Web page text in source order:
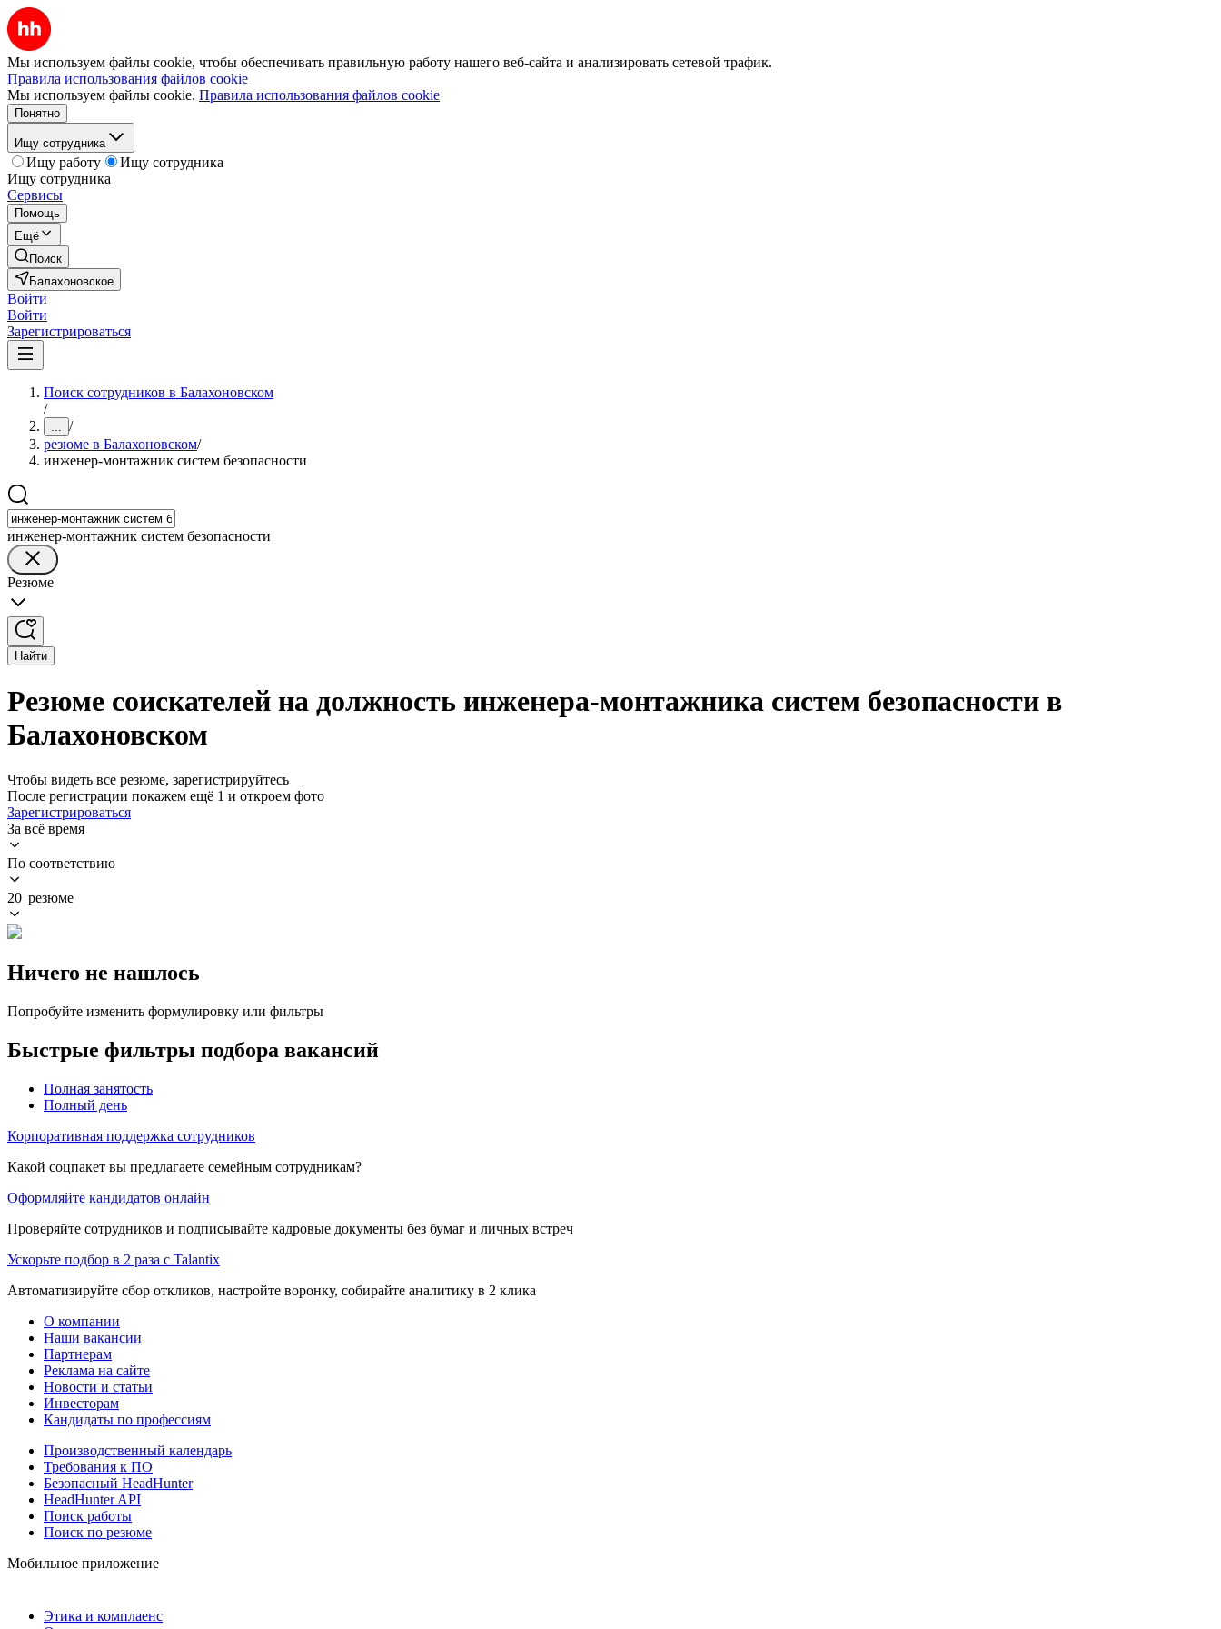
Мы используем файлы cookie, чтобы обеспечивать правильную работу нашего веб-сайта и анализировать сетевой трафик.
Правила использования файлов cookie
Мы используем файлы cookie. Правила использования файлов cookie
Понятно
Ищу сотрудника
Ищу работу
Ищу сотрудника
Ищу сотрудника
Сервисы
Помощь
Ещё
Поиск
Балахоновское
Войти
Войти
Зарегистрироваться
Поиск сотрудников в Балахоновском
/
... /
резюме в Балахоновском/
инженер-монтажник систем безопасности
инженер-монтажник систем безопасности
Резюме
Найти
Резюме соискателей на должность инженера-монтажника систем безопасности в
Балахоновском
Чтобы видеть все резюме, зарегистрируйтесь
После регистрации покажем ещё 1 и откроем фото
Зарегистрироваться
За всё время
По соответствию
20 резюме
Ничего не нашлось
Попробуйте изменить формулировку или фильтры
Быстрые фильтры подбора вакансий
Полная занятость
Полный день
Корпоративная поддержка сотрудников
Какой соцпакет вы предлагаете семейным сотрудникам?
Оформляйте кандидатов онлайн
Проверяйте сотрудников и подписывайте кадровые документы без бумаг и личных встреч
Ускорьте подбор в 2 раза с Talantix
Автоматизируйте сбор откликов, настройте воронку, собирайте аналитику в 2 клика
О компании
Наши вакансии
Партнерам
Реклама на сайте
Новости и статьи
Инвесторам
Кандидаты по профессиям
Производственный календарь
Требования к ПО
Безопасный HeadHunter
HeadHunter API
Поиск работы
Поиск по резюме
Мобильное приложение
Этика и комплаенс